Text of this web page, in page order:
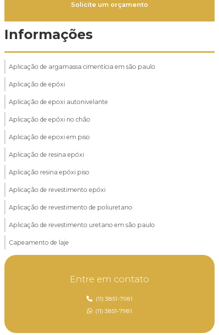
Solicite um orçamento
Informações
Aplicação de argamassa cimentícia em são paulo
Aplicação de epóxi
Aplicação de epoxi autonivelante
Aplicação de epóxi no chão
Aplicação de epoxi em piso
Aplicação de resina epóxi
Aplicação resina epóxi piso
Aplicação de revestimento epóxi
Aplicação de revestimento de poliuretano
Aplicação de revestimento uretano em são paulo
Capeamento de laje
Capeamento de laje alveolar
Capeamento de laje pré moldada
Capeamento de laje treliçada
Empresa de aplicação de epóxi
Empresa de aplicação de epóxi em mg
Entre em contato
(11) 3851-7981
(11) 3851-7981